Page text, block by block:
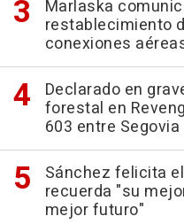
Marlaska
restablecimiento
conexiones
Declarado en
forestal en
603 entre
Sánchez felicita
recuerda "su
mejor futuro"